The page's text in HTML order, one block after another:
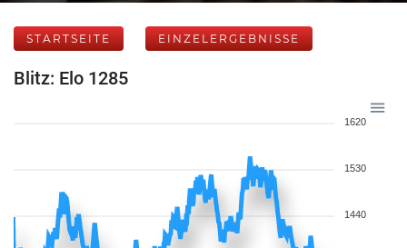
STARTSEITE EINZELERGEBNISSE
Blitz: Elo 1285
1620
1530
1440